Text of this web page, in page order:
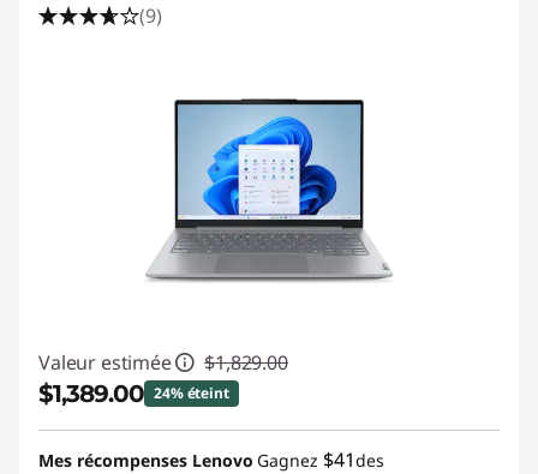
(9)
Valeur estimée $1,829.00
$1,389.00 24% éteint
Économies instantanées :-$440.00
Mes récompenses Lenovo Gagnez $41des